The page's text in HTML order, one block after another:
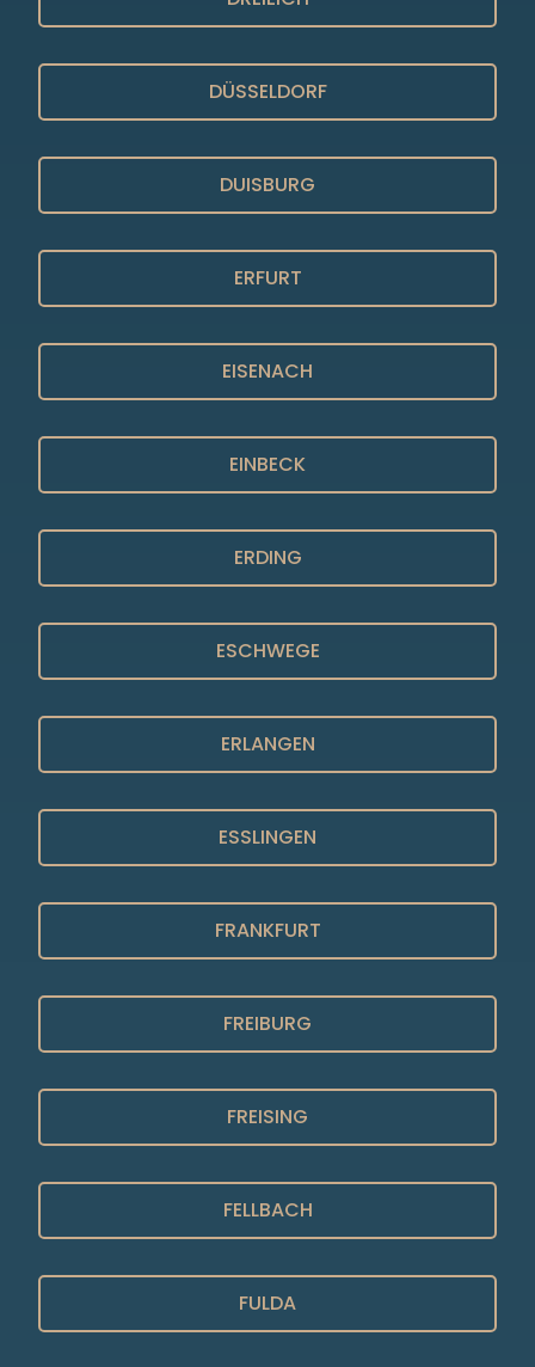
DÜSSELDORF
DUISBURG
ERFURT
EISENACH
EINBECK
ERDING
ESCHWEGE
ERLANGEN
ESSLINGEN
FRANKFURT
FREIBURG
FREISING
FELLBACH
FULDA